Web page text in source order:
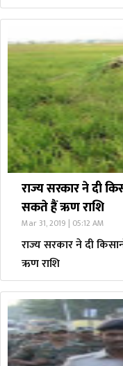
राज्य सरकार ने दी
सकते हैं ऋण राशि
Mar 31, 2019 | 05:12 AM
राज्य सरकार ने दी
ऋण राशि